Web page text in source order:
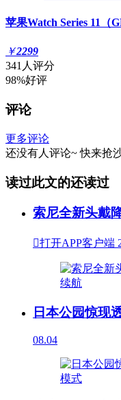
苹果Watch Series 11（
￥2299
341人评分
98%好评
评论
更多评论
还没有人评论~ 快来抢
读过此文的还读过
索尼全新头戴
打开APP客户端
日本公园惊现
08.04